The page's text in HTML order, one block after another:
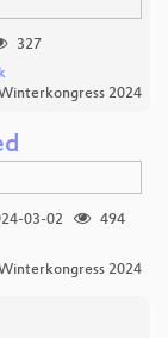
327
2024
03-02
494
2024